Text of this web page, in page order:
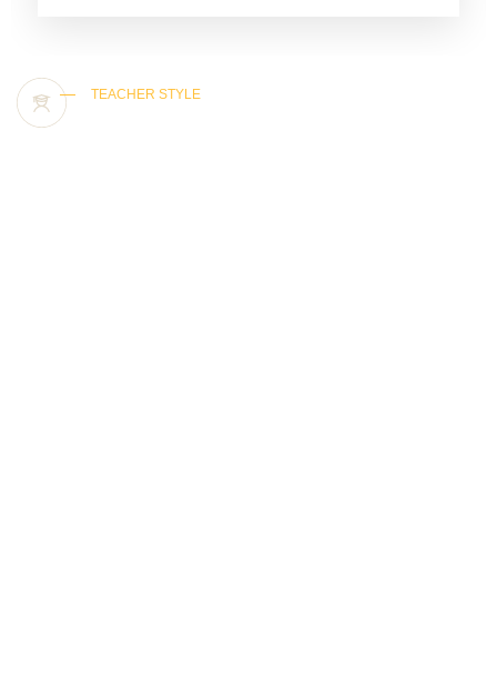
TEACHER STYLE
教师风采